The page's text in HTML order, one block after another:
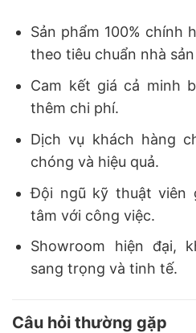
Sản phẩm 100% chính
theo tiêu chuẩn nhà
Cam kết giá cả minh
thêm chi phí.
Dịch vụ khách hàng
chóng và hiệu quả.
Đội ngũ kỹ thuật viên
tâm với công việc.
Showroom hiện đại,
sang trọng và tinh tế.
Câu hỏi thường gặp